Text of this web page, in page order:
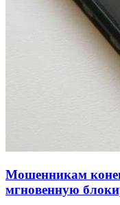
Волгоградские
заключены
Мошенникам
мгновенную